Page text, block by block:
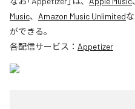
Music、 Amazon Music Unlimited
ができる。
各配信サービス： Appetizer